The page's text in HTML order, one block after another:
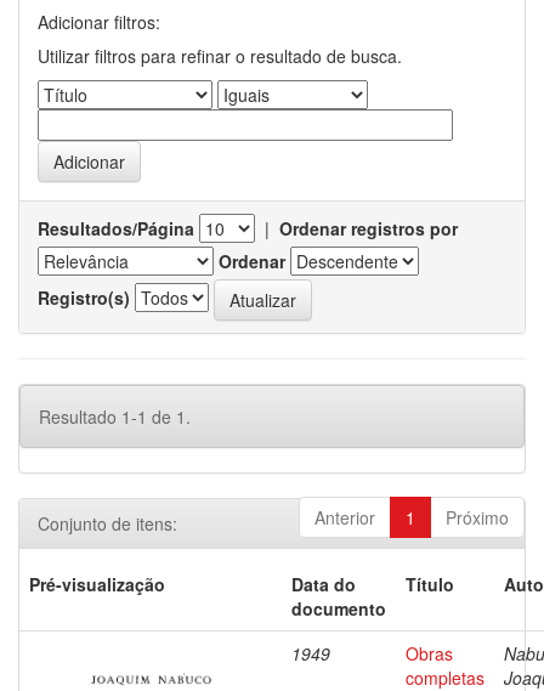
Adicionar filtros:
Utilizar filtros para refinar o resultado de busca.
Resultados/Página | Ordenar registros por
Ordenar
Registro(s)
Resultado 1-1 de 1.
Anterior 1 Próximo
Conjunto de itens:
Pré-visualização
Data do
documento
Título
1949
Obras
completas